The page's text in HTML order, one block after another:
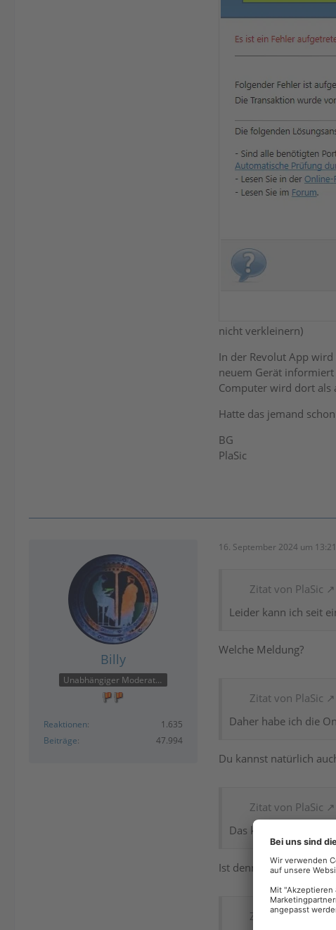
nicht verkleinern)
In der Revolut App
neuem Gerät
Computer wird dort als
Hatte das jemand
BG
PlaSic
Billy
Unabhängiger Moderator
Reaktionen
1.635
Beiträge
47.994
16. September 2024 um 13:21
Zitat von PlaSic
Leider kann ich seit
Welche Meldung?
Zitat von PlaSic
Daher habe ich die
Du kannst natürlich
Zitat von PlaSic
Das konkrete
Ist denn die App in der
Zitat von PlaSic